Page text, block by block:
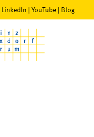
LinkedIn | YouTube | Blog